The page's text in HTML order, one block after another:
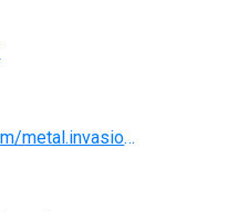
http://www.facebook.com/metal.invasion.podcast/